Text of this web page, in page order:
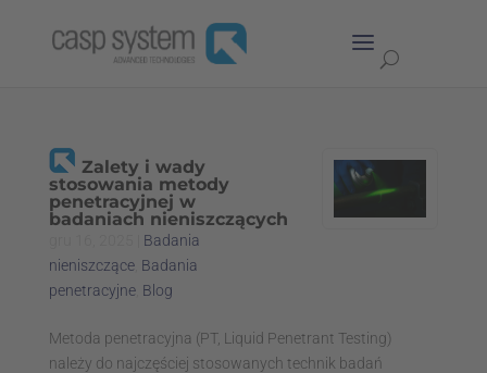
Zalety i wady
stosowania metody
penetracyjnej w
badaniach nieniszczących
Badania
nieniszczące, Badania
penetracyjne, Blog
Metoda penetracyjna (PT, Liquid Penetrant Testing)
należy do najczęściej stosowanych technik badań